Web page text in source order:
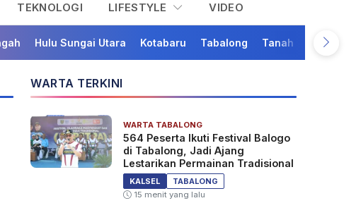
TEKNOLOGI LIFESTYLE VIDEO
Hulu Sungai Utara Kotabaru Tabalong Tanah Bumbu
WARTA TERKINI
WARTA TABALONG
564 Peserta Ikuti Festival Balogo
di Tabalong, Jadi Ajang
Lestarikan Permainan Tradisional
KALSEL
TABALONG
15 menit yang lalu